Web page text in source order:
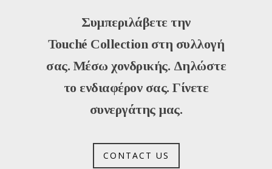
Συμπεριλάβετε την
Touché Collection στη συλλογή
σας. Μέσω χονδρικής. Δηλώστε
το ενδιαφέρον σας. Γίνετε
συνεργάτης μας.
CONTACT US